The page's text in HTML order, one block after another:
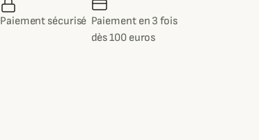
Paiement sécurisé Paiement en 3 fois
dès 100 euros